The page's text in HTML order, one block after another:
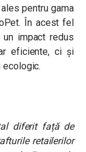
pentru gama
În acest fel
impact redus
eficiente, ci și
diferit față de
retailerilor